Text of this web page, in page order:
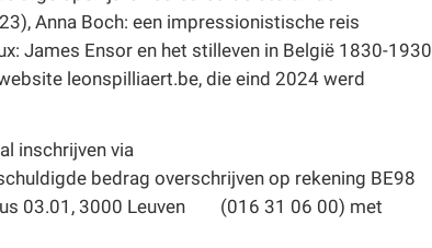
Anna Boch: een impressionistische reis
James Ensor en het stilleven in België 1830-1930
leonspilliaert.be, die eind 2024 werd
inschrijven via
bedrag overschrijven op rekening BE98
03.01, 3000 Leuven (016 31 06 00) met